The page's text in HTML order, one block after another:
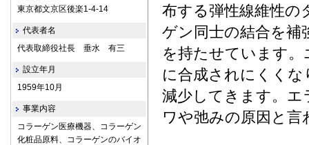
布する弾性線維性の
ゲン同士の結合を補
を持たせています
に合成されにくく
減少してきます。
ワや弛みの原因と
東京都文京区後楽1-4-14
代表者名
代表取締役社長 垂水 有三
設立年月
1959年10月
事業内容
コラーゲン医療機器、コラーゲン
化粧品原料、コラーゲンのバイオ